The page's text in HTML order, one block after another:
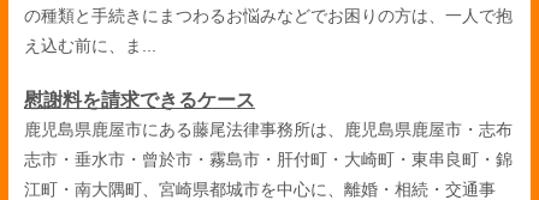
の種類と手続きにまつわるお悩みなどでお困りの方は、一人で抱
え込む前に、ま...
慰謝料を請求できるケース
鹿児島県鹿屋市にある藤尾法律事務所は、鹿児島県鹿屋市・志布
志市・垂水市・曾於市・霧島市・肝付町・大崎町・東串良町・錦
江町・南大隅町、宮崎県都城市を中心に、離婚・相続・交通事